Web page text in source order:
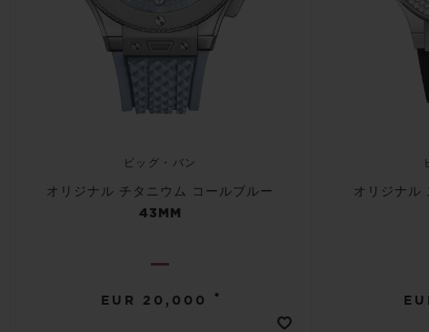
ビッグ・バン
オリジナル チタニウム コールブルー
43MM
EUR 20,000 •
オリジナル